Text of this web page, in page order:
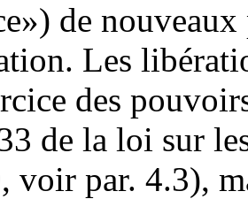
de
Les
des
de la loi sur
voir par. 4.3),